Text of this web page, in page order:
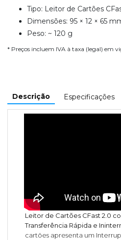
Tipo: Leitor de Cartões
Dimensões: 95 × 12 × 65
Peso: ~ 120 g
* Preços incluem IVA à taxa (legal) em
Descrição Especificações
Leitor de Cartões CFast 2.0
Transferência Rápida e
cartões apresenta um